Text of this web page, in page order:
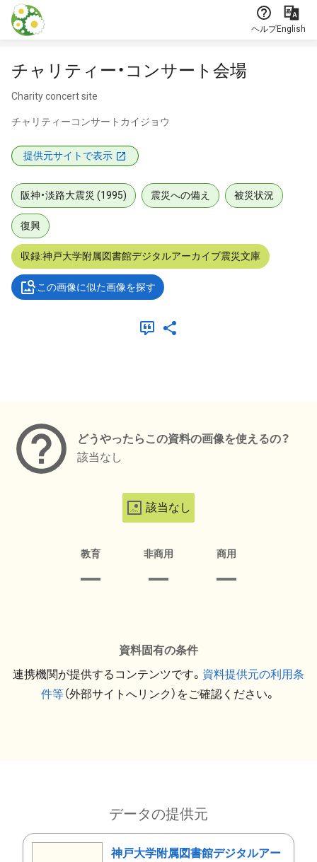
本文に飛ぶ
ヘルプEnglish
チャリティー・コンサート会場
Charity concert site
チャリティーコンサートカイジョウ
提供元サイトで表示
阪神・淡路大震災 (1995) 震災への備え 被災状況
復興
収録:神戸大学附属図書館デジタルアーカイブ震災文庫
この画像に似た画像を探す
どうやったらこの資料の画像を使えるの？
該当なし
該当なし
教育 非商用 商用
資料固有の条件
連携機関が提供するコンテンツです。 資料提供元の利用条
件等（外部サイトへリンク）をご確認ください。
データの提供元
神戸大学附属図書館デジタルアー